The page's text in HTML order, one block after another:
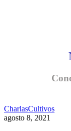
CharlasCultivos
agosto 8, 2021